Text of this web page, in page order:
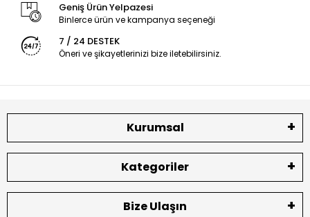
Geniş Ürün Yelpazesi
Binlerce ürün ve kampanya seçeneği
7 / 24 DESTEK
Öneri ve şikayetlerinizi bize iletebilirsiniz.
Kurumsal
Kategoriler
Bize Ulaşın